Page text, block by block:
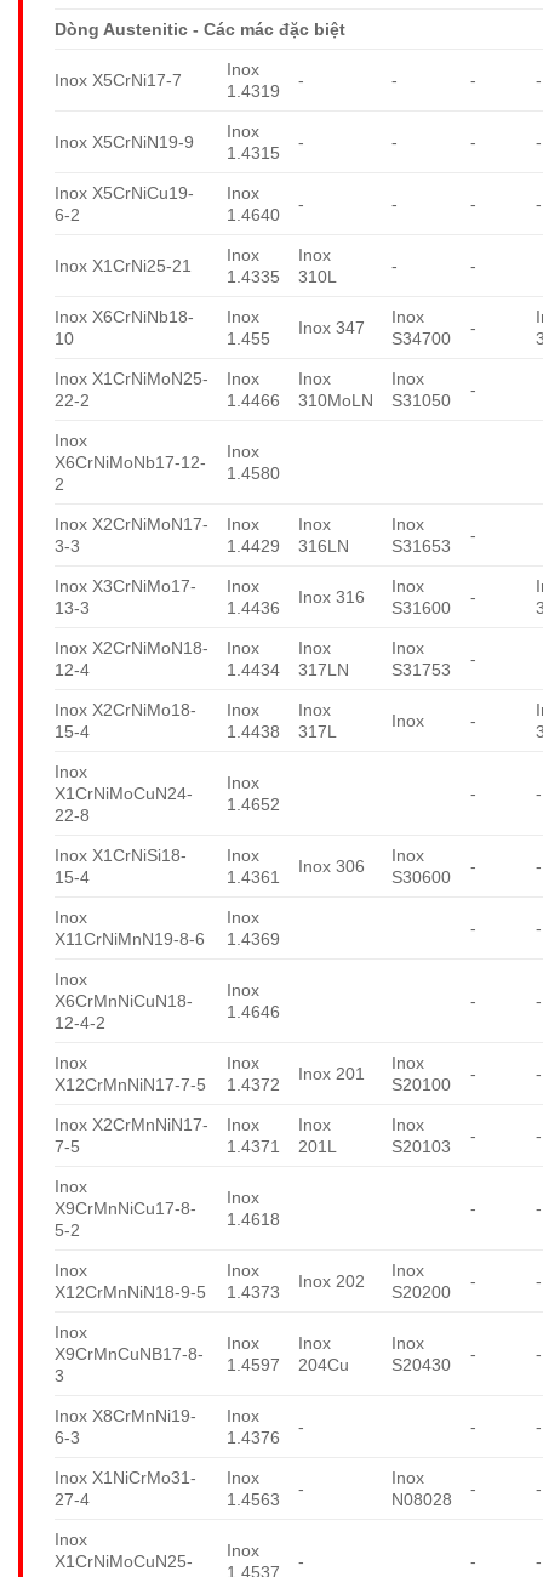
Dòng Austenitic - Các mác đặc biệt
Inox X5CrNi17-7
Inox
1.4319
- - - -
Inox X5CrNiN19-9
Inox
1.4315
- - - -
Inox X5CrNiCu19-
6-2
Inox
1.4640
- - - -
Inox X1CrNi25-21
Inox
1.4335
Inox
310L
- -
Inox X6CrNiNb18-
10
Inox
1.455
Inox 347
Inox
S34700
-
Inox X1CrNiMoN25-
22-2
Inox
1.4466
Inox
310MoLN
Inox
S31050
-
Inox
X6CrNiMoNb17-12-
2
Inox
1.4580
Inox X2CrNiMoN17-
3-3
Inox
1.4429
Inox
316LN
Inox
S31653
-
Inox X3CrNiMo17-
13-3
Inox
1.4436
Inox 316
Inox
S31600
-
Inox X2CrNiMoN18-
12-4
Inox
1.4434
Inox
317LN
Inox
S31753
-
Inox X2CrNiMo18-
15-4
Inox
1.4438
Inox
317L
Inox -
Inox
X1CrNiMoCuN24-
22-8
Inox
1.4652
- -
Inox X1CrNiSi18-
15-4
Inox
1.4361
Inox 306
Inox
S30600
- -
Inox
X11CrNiMnN19-8-6
Inox
1.4369
- -
Inox
X6CrMnNiCuN18-
12-4-2
Inox
1.4646
- -
Inox
X12CrMnNiN17-7-5
Inox
1.4372
Inox 201
Inox
S20100
- -
Inox X2CrMnNiN17-
7-5
Inox
1.4371
Inox
201L
Inox
S20103
- -
Inox
X9CrMnNiCu17-8-
5-2
Inox
1.4618
- -
Inox
X12CrMnNiN18-9-5
Inox
1.4373
Inox 202
Inox
S20200
- -
Inox
X9CrMnCuNB17-8-
3
Inox
1.4597
Inox
204Cu
Inox
S20430
- -
Inox X8CrMnNi19-
6-3
Inox
1.4376
- - -
Inox X1NiCrMo31-
27-4
Inox
1.4563
-
Inox
N08028
- -
Inox
X1CrNiMoCuN25-
Inox
1.4537
- - -